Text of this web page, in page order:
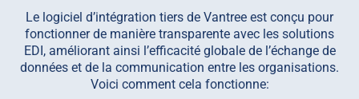
Le logiciel d’intégration tiers de Vantree est conçu pour
fonctionner de manière transparente avec les solutions
EDI, améliorant ainsi l’efficacité globale de l’échange de
données et de la communication entre les organisations.
Voici comment cela fonctionne: